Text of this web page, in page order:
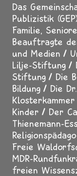
Das
Publizistik
Familie,
Beauftragte
und Medien
Lilje-Stiftung
Stiftung
Die
Bildung
Die
Kinder
Der
Thienemann-
Freie
MDR-
freien